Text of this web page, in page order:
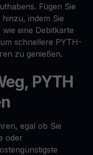
Fügen Sie
indem Sie
wie eine Debitkarte
schnellere PYTH-
zu genießen.
PYTH
egal ob Sie
oder